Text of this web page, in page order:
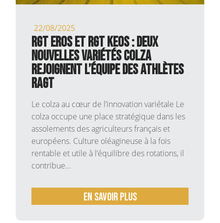
22/08/2025
RGT EROS et RGT KEOS : deux
nouvelles variétés colza
rejoignent l’équipe des ATHLÈTES
RAGT
Le colza au cœur de l’innovation variétale Le
colza occupe une place stratégique dans les
assolements des agriculteurs français et
européens. Culture oléagineuse à la fois
rentable et utile à l’équilibre des rotations, il
contribue...
En savoir plus